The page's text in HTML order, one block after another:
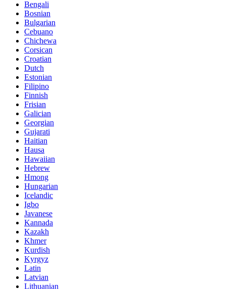
Bengali
Bosnian
Bulgarian
Cebuano
Chichewa
Corsican
Croatian
Dutch
Estonian
Filipino
Finnish
Frisian
Galician
Georgian
Gujarati
Haitian
Hausa
Hawaiian
Hebrew
Hmong
Hungarian
Icelandic
Igbo
Javanese
Kannada
Kazakh
Khmer
Kurdish
Kyrgyz
Latin
Latvian
Lithuanian